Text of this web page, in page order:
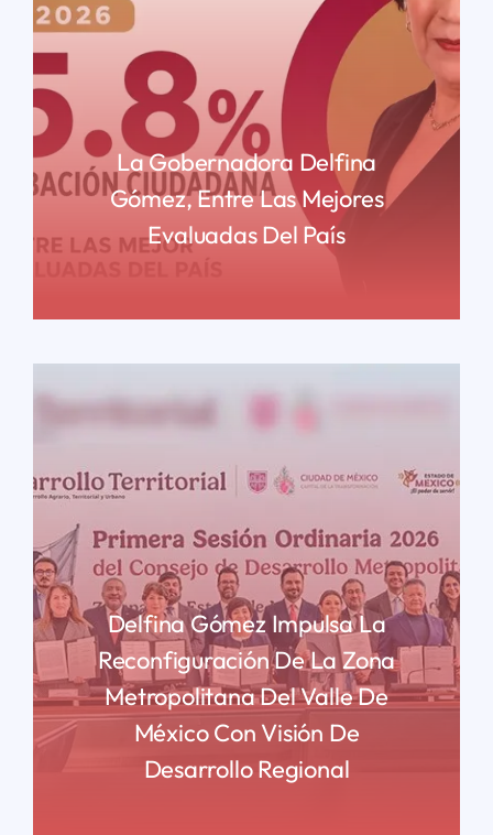
La Gobernadora Delfina
Gómez, Entre Las Mejores
Evaluadas Del País
Delfina Gómez Impulsa La
Reconfiguración De La Zona
Metropolitana Del Valle De
México Con Visión De
Desarrollo Regional